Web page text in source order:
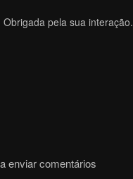
pela sua interação.
enviar comentários